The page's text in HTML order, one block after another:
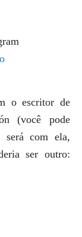
o escritor de
(você pode
com ela,
ser outro: